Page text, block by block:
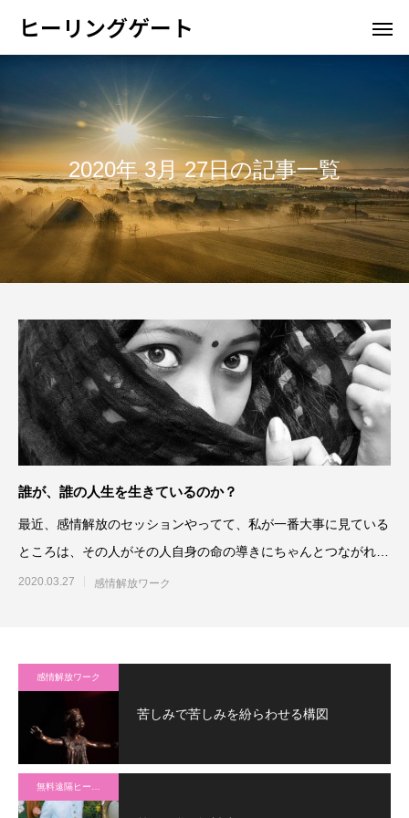
ヒーリングゲート
2020年 3月 27日の記事一覧
誰が、誰の人生を生きているのか？
最近、感情解放のセッションやってて、私が一番大事に見ている
ところは、その人がその人自身の命の導きにちゃんとつながれて
るかどうか、というところ
2020.03.27 感情解放ワーク
感情解放ワーク
苦しみで苦しみを紛らわせる構図